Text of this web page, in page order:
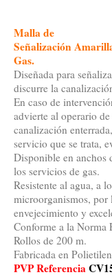
Malla de
Señalización
Gas.
Diseñada para
discurre la
En caso de
advierte al operario
canalización
servicio que se trata,
Disponible en anchos
los servicios de gas.
Resistente al agua, a
microorganismos, por
envejecimiento y
Conforme a la Norma
Rollos de 200 m.
Fabricada en
PVP Referencia